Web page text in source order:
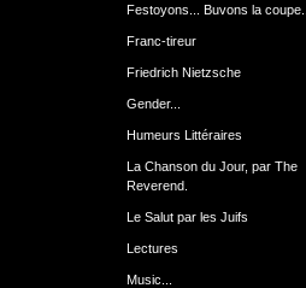
Festoyons... Buvons la coupe...
Franc-tireur
Friedrich Nietzsche
Gender...
Humeurs Littéraires
La Chanson du Jour, par The
Reverend.
Le Salut par les Juifs
Lectures
Music...